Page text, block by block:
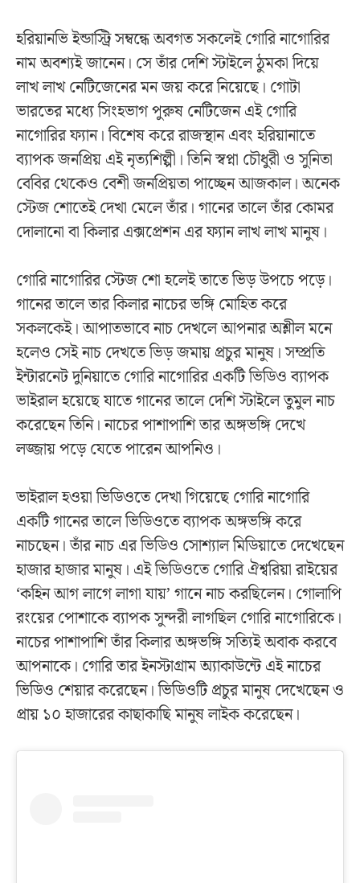
হরিয়ানভি ইন্ডাস্ট্রি সম্বন্ধে অবগত সকলেই গোরি নাগোরির
নাম অবশ্যই জানেন। সে তাঁর দেশি স্টাইলে ঠুমকা দিয়ে
লাখ লাখ নেটিজেনের মন জয় করে নিয়েছে। গোটা
ভারতের মধ্যে সিংহভাগ পুরুষ নেটিজেন এই গোরি
নাগোরির ফ্যান। বিশেষ করে রাজস্থান এবং হরিয়ানাতে
ব্যাপক জনপ্রিয় এই নৃত্যশিল্পী। তিনি স্বপ্না চৌধুরী ও সুনিতা
বেবির থেকেও বেশী জনপ্রিয়তা পাচ্ছেন আজকাল। অনেক
স্টেজ শোতেই দেখা মেলে তাঁর। গানের তালে তাঁর কোমর
দোলানো বা কিলার এক্সপ্রেশন এর ফ্যান লাখ লাখ মানুষ।
গোরি নাগোরির স্টেজ শো হলেই তাতে ভিড় উপচে পড়ে।
গানের তালে তার কিলার নাচের ভঙ্গি মোহিত করে
সকলকেই। আপাতভাবে নাচ দেখলে আপনার অশ্লীল মনে
হলেও সেই নাচ দেখতে ভিড় জমায় প্রচুর মানুষ। সম্প্রতি
ইন্টারনেট দুনিয়াতে গোরি নাগোরির একটি ভিডিও ব্যাপক
ভাইরাল হয়েছে যাতে গানের তালে দেশি স্টাইলে তুমুল নাচ
করেছেন তিনি। নাচের পাশাপাশি তার অঙ্গভঙ্গি দেখে
লজ্জায় পড়ে যেতে পারেন আপনিও।
ভাইরাল হওয়া ভিডিওতে দেখা গিয়েছে গোরি নাগোরি
একটি গানের তালে ভিডিওতে ব্যাপক অঙ্গভঙ্গি করে
নাচছেন। তাঁর নাচ এর ভিডিও সোশ্যাল মিডিয়াতে দেখেছেন
হাজার হাজার মানুষ। এই ভিডিওতে গোরি ঐশ্বরিয়া রাইয়ের
‘কহিন আগ লাগে লাগা যায়’ গানে নাচ করছিলেন। গোলাপি
রংয়ের পোশাকে ব্যাপক সুন্দরী লাগছিল গোরি নাগোরিকে।
নাচের পাশাপাশি তাঁর কিলার অঙ্গভঙ্গি সত্যিই অবাক করবে
আপনাকে। গোরি তার ইনস্টাগ্রাম অ্যাকাউন্টে এই নাচের
ভিডিও শেয়ার করেছেন। ভিডিওটি প্রচুর মানুষ দেখেছেন ও
প্রায় ১০ হাজারের কাছাকাছি মানুষ লাইক করেছেন।